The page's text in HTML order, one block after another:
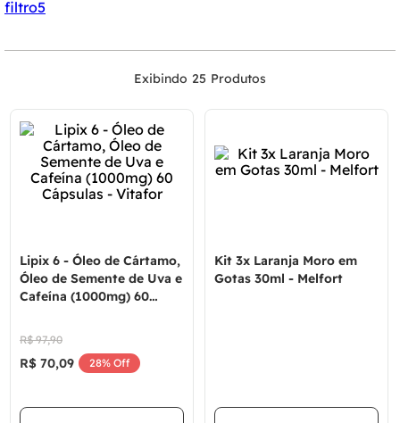
filtro5
25
Lipix 6 - Óleo de Cártamo,
Óleo de Semente de Uva e
Cafeína (1000mg) 60
R$ 97,90
R$ 70,09 28% Off
Kit 3x Laranja Moro em
Gotas 30ml - Melfort